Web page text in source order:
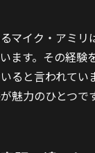
マイク・アミ
ます。その経
ると言われて
魅力のひとつで